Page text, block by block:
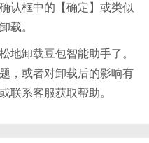
认框中的【确定】或类似
载。
地卸载豆包智能助手了。
，或者对卸载后的影响有
联系客服获取帮助。